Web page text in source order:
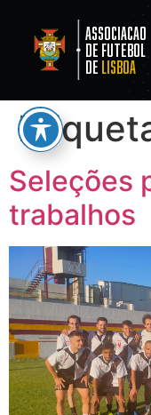
Associacao
de Futebol
de Lisboa
Seleções
trabalhos